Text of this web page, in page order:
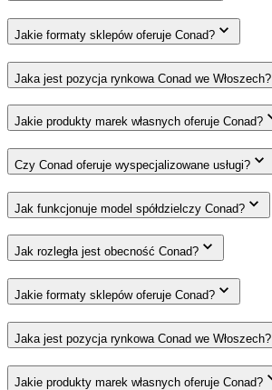
Jakie formaty sklepów oferuje Conad?
Jaka jest pozycja rynkowa Conad we Włoszech?
Jakie produkty marek własnych oferuje Conad?
Czy Conad oferuje wyspecjalizowane usługi?
Jak funkcjonuje model spółdzielczy Conad?
Jak rozległa jest obecność Conad?
Jakie formaty sklepów oferuje Conad?
Jaka jest pozycja rynkowa Conad we Włoszech?
Jakie produkty marek własnych oferuje Conad?